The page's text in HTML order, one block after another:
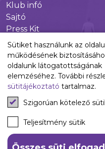
Klub infó
Sajtó
Press Kit
Újpest FC Shop
Digitális felületeink
Facebook
Instagram
Tiktok
Youtube
Spotify
Sütiket használunk az
működésének
oldalunk látogatottságának
elemzéséhez. További
sütitájékoztató tartalmaz.
Szigorúan kötelező
Teljesítmény sütik